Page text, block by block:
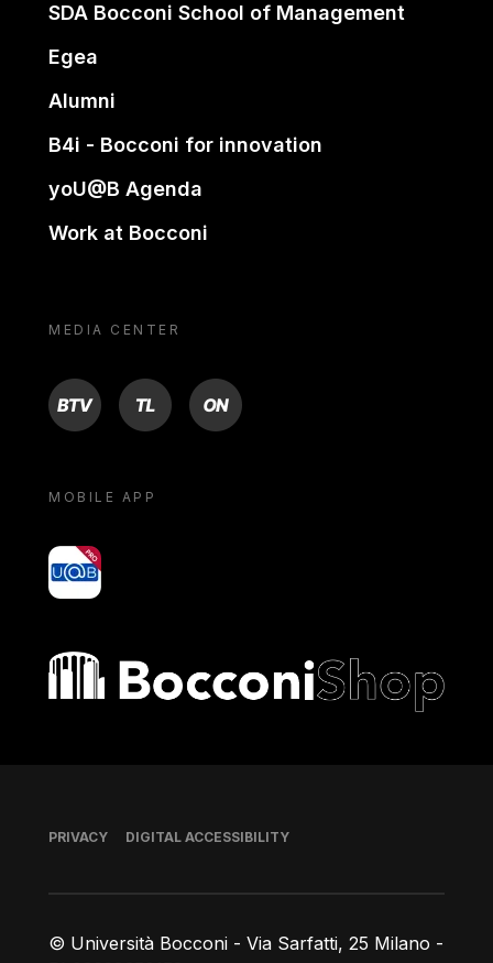
SDA Bocconi School of Management
Egea
Alumni
B4i - Bocconi for innovation
yoU@B Agenda
Work at Bocconi
MEDIA CENTER
BTV TL ON
MOBILE APP
yoU@B
Bocconi shop
© Università Bocconi - Via Sarfatti, 25 Milano -
Footer
PRIVACY DIGITAL ACCESSIBILITY